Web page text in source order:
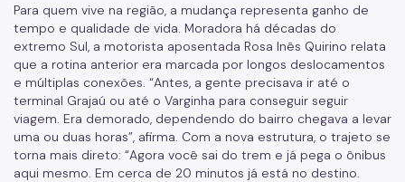
Para quem vive na região, a mudança representa ganho de
tempo e qualidade de vida. Moradora há décadas do
extremo Sul, a motorista aposentada Rosa Inês Quirino relata
que a rotina anterior era marcada por longos deslocamentos
e múltiplas conexões. “Antes, a gente precisava ir até o
terminal Grajaú ou até o Varginha para conseguir seguir
viagem. Era demorado, dependendo do bairro chegava a levar
uma ou duas horas”, afirma. Com a nova estrutura, o trajeto se
torna mais direto: “Agora você sai do trem e já pega o ônibus
aqui mesmo. Em cerca de 20 minutos já está no destino.